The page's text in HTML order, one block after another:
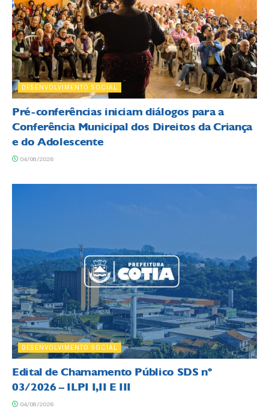
DESENVOLVIMENTO SOCIAL
Pré-conferências iniciam diálogos para a
Conferência Municipal dos Direitos da Criança
e do Adolescente
04/08/2026
DESENVOLVIMENTO SOCIAL
Edital de Chamamento Público SDS nº
03/2026 – ILPI I,II E III
04/08/2026